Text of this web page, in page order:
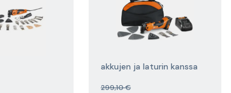
akkujen ja laturin kanssa
299,10 €